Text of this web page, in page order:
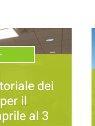
dei
il
al 3